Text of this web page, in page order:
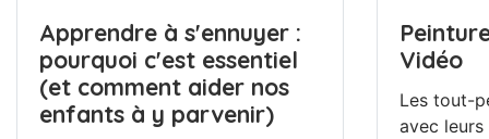
Apprendre à s'ennuyer :
pourquoi c'est essentiel
(et comment aider nos
enfants à y parvenir)
Vidéo
Les tout-
avec